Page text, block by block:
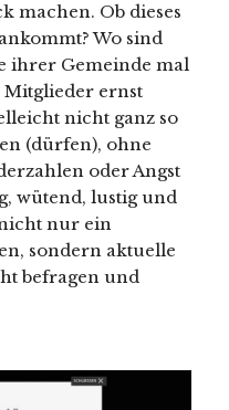
machen. Ob dieses
Wo sind
ihrer Gemeinde mal
Mitglieder ernst
nicht ganz so
(dürfen), ohne
oder Angst
wütend, lustig und
nur ein
sondern aktuelle
befragen und